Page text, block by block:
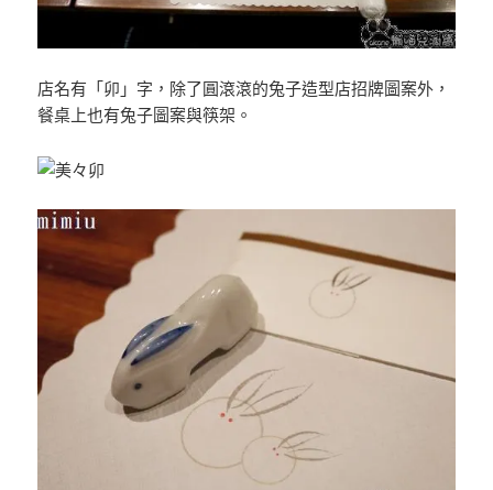
店名有「卯」字，除了圓滾滾的兔子造型店招牌圖案外，
餐桌上也有兔子圖案與筷架。